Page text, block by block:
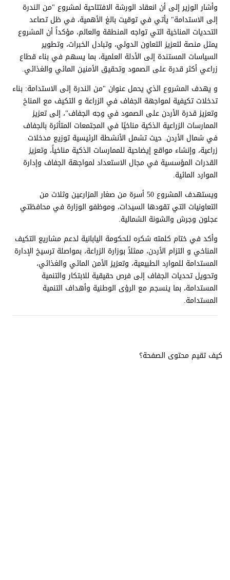
وأشار الوزير إلى أن انعقاد الورشة الافتتاحية لمشروع "من الندرة
إلى الاستدامة" يأتي في توقيت بالغ الأهمية، في ظل تصاعد
التحديات المناخية التي تواجه المنطقة والعالم، مؤكداً أن المشروع
يمثل منصة لتعزيز التعاون الدولي، وتبادل الخبرات، وتطوير
السياسات المستندة إلى الأدلة العلمية، بما يسهم في بناء قطاع
زراعي أكثر قدرة على الصمود وتحقيق الأمنين المائي والغذائي.
و يهدف المشروع الذي يحمل عنوان "من الندرة إلى الاستدامة: بناء
تدخلات تكيفية لمواجهة الجفاف في الزراعة و التكيف مع المناخ
وتعزيز قدرة الأردن على الصمود في وجه الجفاف"، إلى تعزيز
الممارسات الزراعية الذكية مناخيًا في المجتمعات المتأثرة بالجفاف
في شمال الأردن. حيث تشمل الأنشطة الرئيسية توزيع مدخلات
زراعية، وإنشاء مواقع إيضاحية للممارسات الذكية مناخياً، وتعزيز
القدرات المؤسسية في مجال الاستعداد لمواجهة الجفاف وإدارة
الموارد المائية.
ويستهدف المشروع 50 أسرة من صغار المزارعين وثلاث من
التعاونيات التي تقودها السيدات، وموظفو الوزارة في محافظتي
عجلون وجرش والشونة الشمالية.
وأكد في ختام كلمته شكره للحكومة اليابانية لدعم مشاريع التكيف
المناخي و التزام الأردن، ممثلاً بوزارة الزراعة، بمواصلة ترسيخ الإدارة
المستدامة للموارد الطبيعية، وتعزيز الأمن المائي والغذائي،
وتحويل تحديات الجفاف إلى فرص حقيقية للابتكار والتنمية
المستدامة، بما ينسجم مع الرؤى الوطنية وأهداف التنمية
المستدامة.
كيف تقيم محتوى الصفحة؟